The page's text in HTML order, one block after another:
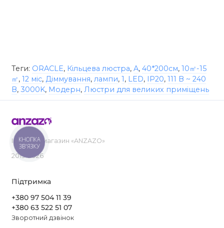
Теги: ORACLE, Кільцева люстра, A, 40*200см, 10㎡-15
㎡, 12 міс, Діммування, лампи, 1, LED, IP20, 111 В ~ 240
В, 3000K, Модерн, Люстри для великих приміщень
Інтернет-магазин «ANZAZO»
2019-2026
Підтримка
+380 97 504 11 39
+380 63 522 51 07
Зворотний дзвінок
КНОПКА
ЗВ'ЯЗКУ